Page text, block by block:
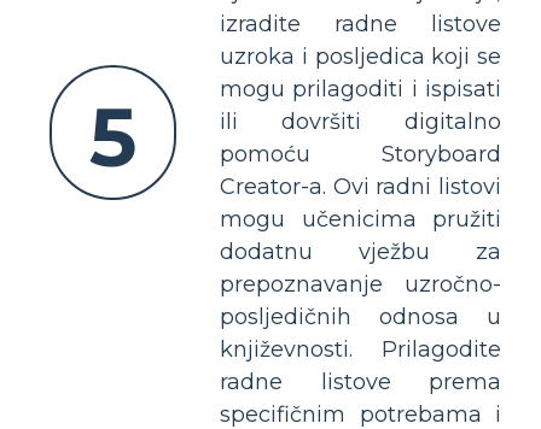
5
izradite radne listove
uzroka i posljedica koji se
mogu prilagoditi i ispisati
ili dovršiti digitalno
pomoću Storyboard
Creator-a. Ovi radni listovi
mogu učenicima pružiti
dodatnu vježbu za
prepoznavanje uzročno-
posljedičnih odnosa u
književnosti. Prilagodite
radne listove prema
specifičnim potrebama i